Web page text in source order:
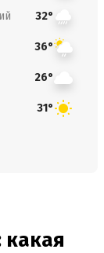
32°
36°
26°
31°